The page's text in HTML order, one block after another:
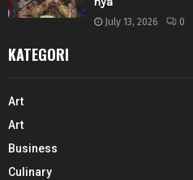
July 13, 2026 0
KATEGORI
Art
Art
Business
Culinary